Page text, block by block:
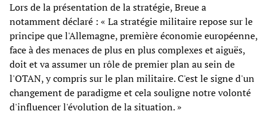
Lors de la présentation de la stratégie, Breue a
notamment déclaré : « La stratégie militaire repose sur le
principe que l'Allemagne, première économie européenne,
face à des menaces de plus en plus complexes et aiguës,
doit et va assumer un rôle de premier plan au sein de
l'OTAN, y compris sur le plan militaire. C'est le signe d'un
changement de paradigme et cela souligne notre volonté
d'influencer l'évolution de la situation. »